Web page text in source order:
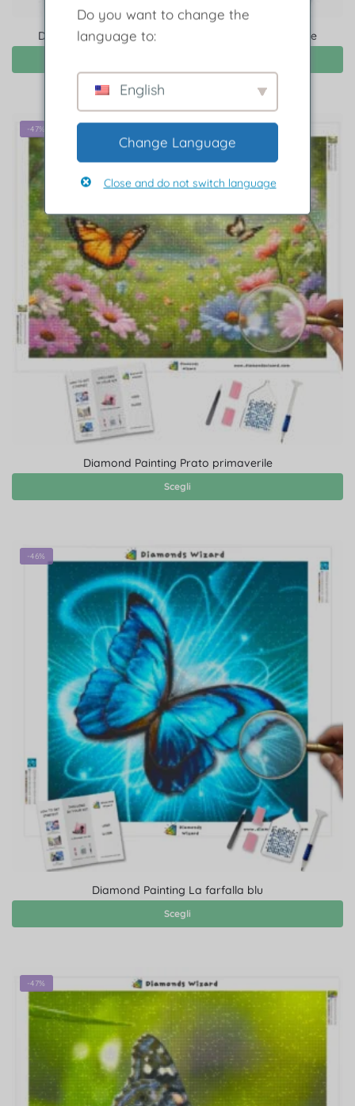
Diamond Painting Beatitudine della farfalla pasquale
-47%
Diamond Painting Prato primaverile
Scegli
-46%
Diamond Painting La farfalla blu
Scegli
-47%
Do you want to change the
language to:
English
Change Language
Close and do not switch language